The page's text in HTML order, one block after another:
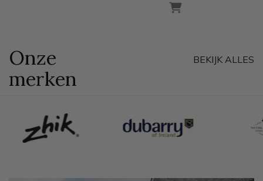
Onze
merken
BEKIJK ALLES